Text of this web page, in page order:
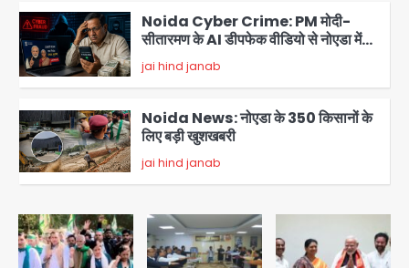
4
Noida Cyber Crime: PM मोदी-
सीतारमण के AI डीपफेक वीडियो से नोएडा में
बुजुर्ग से 70 लाख की ठगी
jai hind janab
5
Noida News: नोएडा के 350 किसानों के
लिए बड़ी खुशखबरी
jai hind janab
Student protest in Ranchi: छात्र
पुलिस से भिड़े, आंसू गैस और वाटर कैनन का
इस्तेमाल
Avinash Kumar